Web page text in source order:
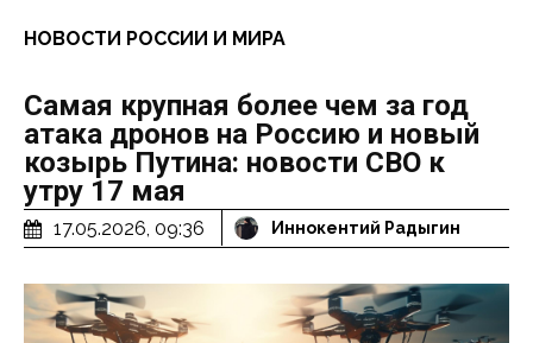
НОВОСТИ РОССИИ И МИРА
Самая крупная более чем за год
атака дронов на Россию и новый
козырь Путина: новости СВО к
утру 17 мая
17.05.2026, 09:36 Иннокентий Радыгин